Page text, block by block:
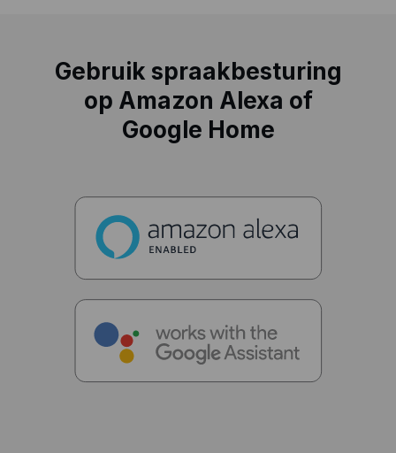
Gebruik spraakbesturing
op Amazon Alexa of
Google Home